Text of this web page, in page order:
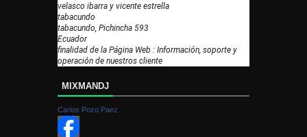
velasco ibarra y vicente estrella
tabacundo
tabacundo, Pichincha 593
Ecuador
finalidad de la Página Web : Información, soporte y
operación de nuestros cliente
MIXMANDJ
Carlos Pozo Paez